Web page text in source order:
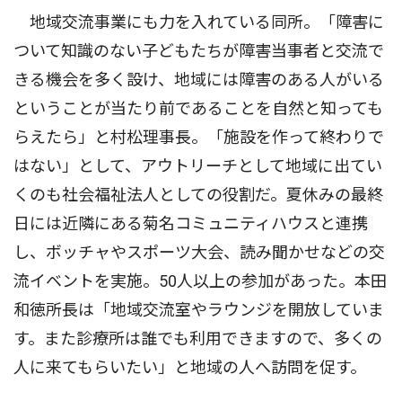
地域交流事業にも力を入れている同所。「障害に
ついて知識のない子どもたちが障害当事者と交流で
きる機会を多く設け、地域には障害のある人がいる
ということが当たり前であることを自然と知っても
らえたら」と村松理事長。「施設を作って終わりで
はない」として、アウトリーチとして地域に出てい
くのも社会福祉法人としての役割だ。夏休みの最終
日には近隣にある菊名コミュニティハウスと連携
し、ボッチャやスポーツ大会、読み聞かせなどの交
流イベントを実施。50人以上の参加があった。本田
和徳所長は「地域交流室やラウンジを開放していま
す。また診療所は誰でも利用できますので、多くの
人に来てもらいたい」と地域の人へ訪問を促す。